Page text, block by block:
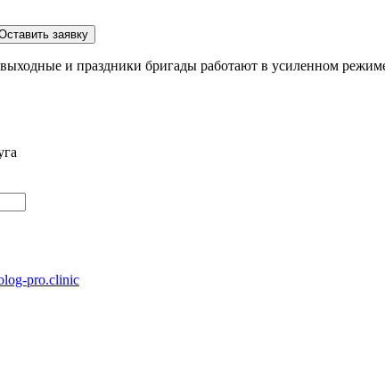
заявку
и праздники бригады работают в усиленном
pro.clinic